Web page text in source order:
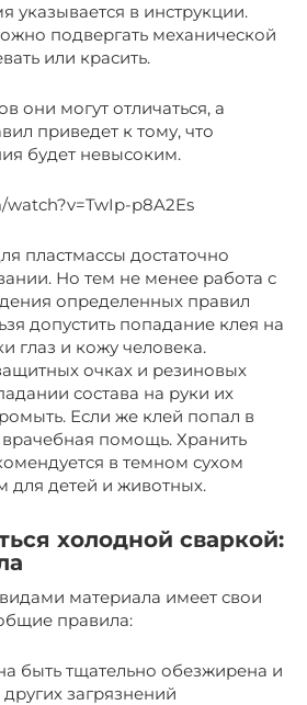
указывается в инструкции.
подвергать механической
или красить.
они могут отличаться, а
приведет к тому, что
будет невысоким.
p8A2Es
пластмассы достаточно
Но тем не менее работа с
определенных правил
допустить попадание клея на
глаз и кожу человека.
очках и резиновых
состава на руки их
Если же клей попал в
врачебная помощь. Хранить
в темном сухом
для детей и животных.
холодной сваркой:
материала имеет свои
правила:
быть тщательно обезжирена и
загрязнений